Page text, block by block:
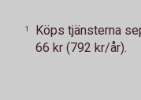
1
Köps tjänsterna
66 kr (792 kr/år).